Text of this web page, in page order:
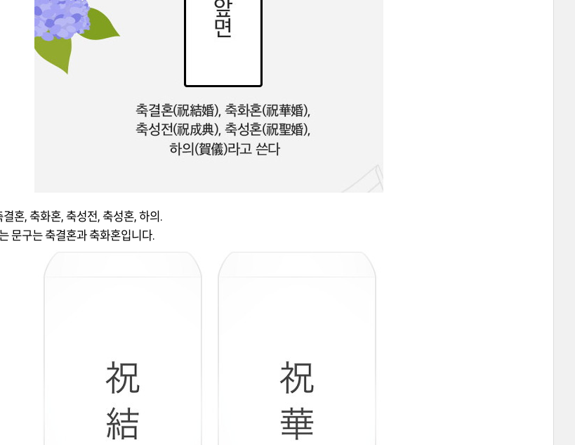
혼, 축화혼, 축성전, 축성혼, 하의.
문구는 축결혼과 축화혼입니다.